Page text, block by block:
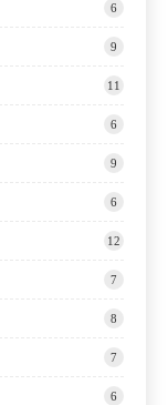
6
9
11
6
9
6
12
7
8
7
6